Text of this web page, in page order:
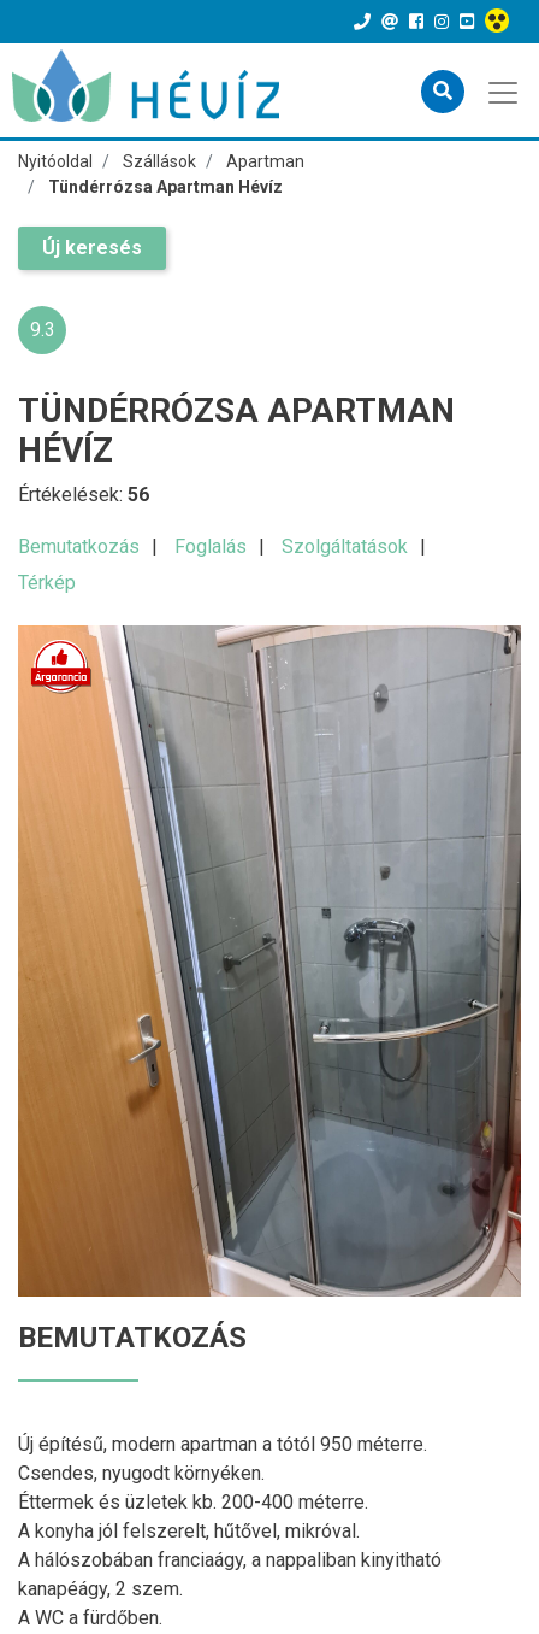
Nyitóoldal Szállások
Apartman
Tündérrózsa Apartman Hévíz
Új keresés
9.3
TÜNDÉRRÓZSA APARTMAN
HÉVÍZ
Értékelések: 56
Bemutatkozás Foglalás
Szolgáltatások
Térkép
BEMUTATKOZÁS
Új építésű, modern apartman a tótól 950 méterre.
Csendes, nyugodt környéken.
Éttermek és üzletek kb. 200-400 méterre.
A konyha jól felszerelt, hűtővel, mikróval.
A hálószobában franciaágy, a nappaliban kinyitható
kanapéágy, 2 szem.
A WC a fürdőben.